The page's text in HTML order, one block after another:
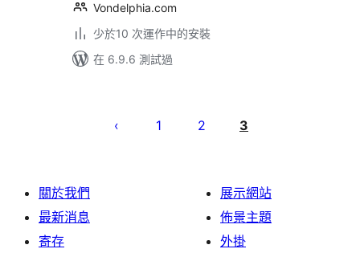
Vondelphia.com
少於10 次運作中的安裝
在 6.9.6 測試過
pagination
1 2 3
關於我們
最新消息
寄存
展示網站
佈景主題
外掛